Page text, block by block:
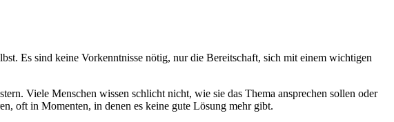
Es sind keine Vorkenntnisse nötig, nur die Bereitschaft, sich mit einem wichtigen
Viele Menschen wissen schlicht nicht, wie sie das Thema ansprechen sollen oder
oft in Momenten, in denen es keine gute Lösung mehr gibt.